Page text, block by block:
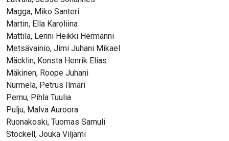
Magga, Miko Santeri
Martin, Ella Karoliina
Mattila, Lenni Heikki Hermanni
Metsävainio, Jimi Juhani Mikael
Mäcklin, Konsta Henrik Elias
Mäkinen, Roope Juhani
Nurmela, Petrus Ilmari
Pernu, Pihla Tuulia
Pulju, Malva Auroora
Ruonakoski, Tuomas Samuli
Stöckell, Jouka Viljami